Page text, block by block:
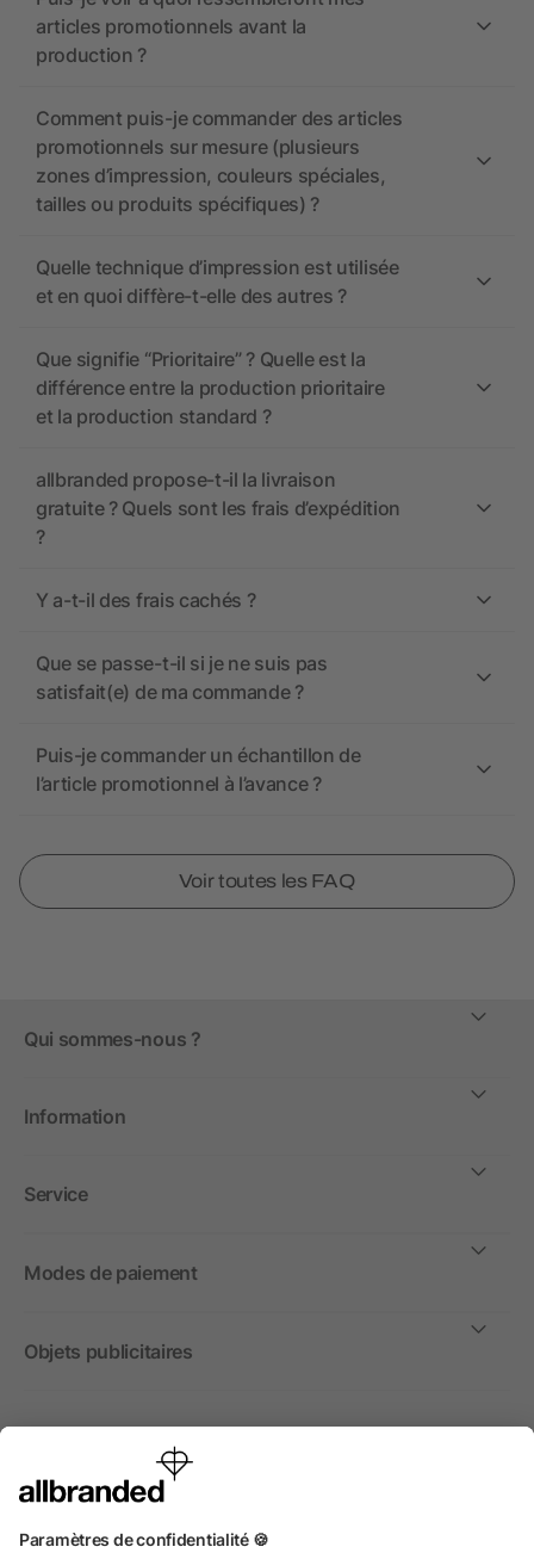
articles promotionnels avant la
production ?
Comment puis-je commander des articles
promotionnels sur mesure (plusieurs
zones d’impression, couleurs spéciales,
tailles ou produits spécifiques) ?
Quelle technique d’impression est utilisée
et en quoi diffère-t-elle des autres ?
Que signifie “Prioritaire” ? Quelle est la
différence entre la production prioritaire
et la production standard ?
allbranded propose-t-il la livraison
gratuite ? Quels sont les frais d’expédition
?
Y a-t-il des frais cachés ?
Que se passe-t-il si je ne suis pas
satisfait(e) de ma commande ?
Puis-je commander un échantillon de
l’article promotionnel à l’avance ?
Voir toutes les FAQ
Qui sommes-nous ?
Information
Service
Modes de paiement
Objets publicitaires
International